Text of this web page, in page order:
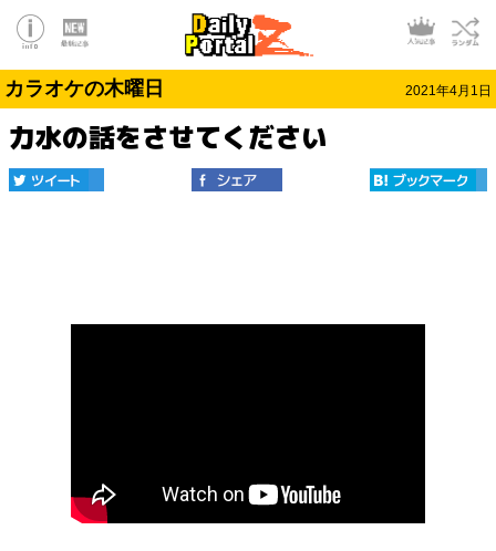
カラオケの木曜日 2021年4月1日
力水の話をさせてください